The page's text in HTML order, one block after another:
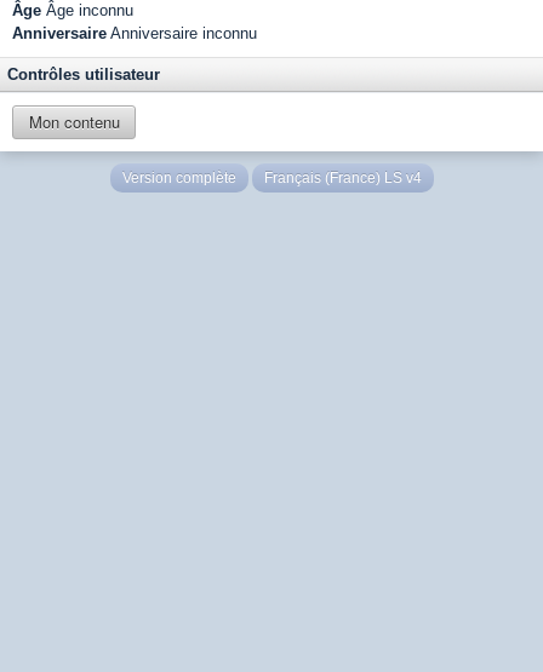
Âge Âge inconnu
Anniversaire Anniversaire inconnu
Contrôles utilisateur
Mon contenu
Version complète Français (France) LS v4